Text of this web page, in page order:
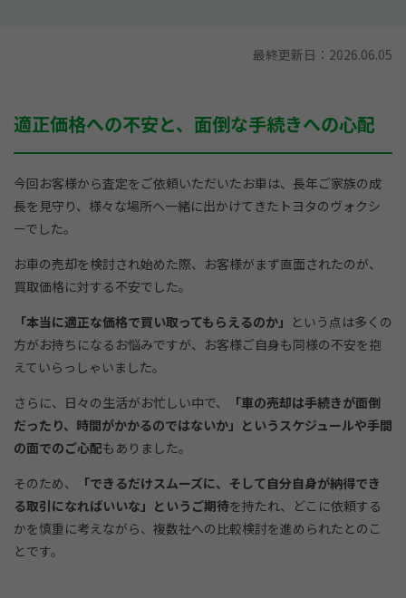
他社との違いを感じた無理のない営業姿勢
最終更新日： 2026.06.05
適正価格への不安と、面倒な手続きへの心配
今回お客様から査定をご依頼いただいたお車は、長年ご家族の成
長を見守り、様々な場所へ一緒に出かけてきたトヨタのヴォクシ
ーでした。
お車の売却を検討され始めた際、お客様がまず直面されたのが、
買取価格に対する不安でした。
「本当に適正な価格で買い取ってもらえるのか」 という点は多くの
方がお持ちになるお悩みですが、お客様ご自身も同様の不安を抱
えていらっしゃいました。
さらに、日々の生活がお忙しい中で、
「車の売却は手続きが面倒
だったり、時間がかかるのではないか」というスケジュールや手間
の面でのご心配もありました。
そのため、
「できるだけスムーズに、そして自分自身が納得でき
る取引になればいいな」というご期待を持たれ、どこに依頼する
かを慎重に考えながら、複数社への比較検討を進められたとのこ
とです。